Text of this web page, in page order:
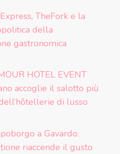
TheFork e la
della
gastronomica
HOTEL EVENT
accoglie il salotto più
di lusso
a Gavardo:
riaccende il gusto